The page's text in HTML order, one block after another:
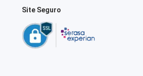
Site Seguro